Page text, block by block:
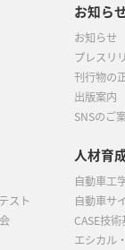
お知ら
お知らせ
プレスリ
刊行物の
出版案内
SNSのご
スト
人材育
自動車工
自動車サ
CASE技
エシカル